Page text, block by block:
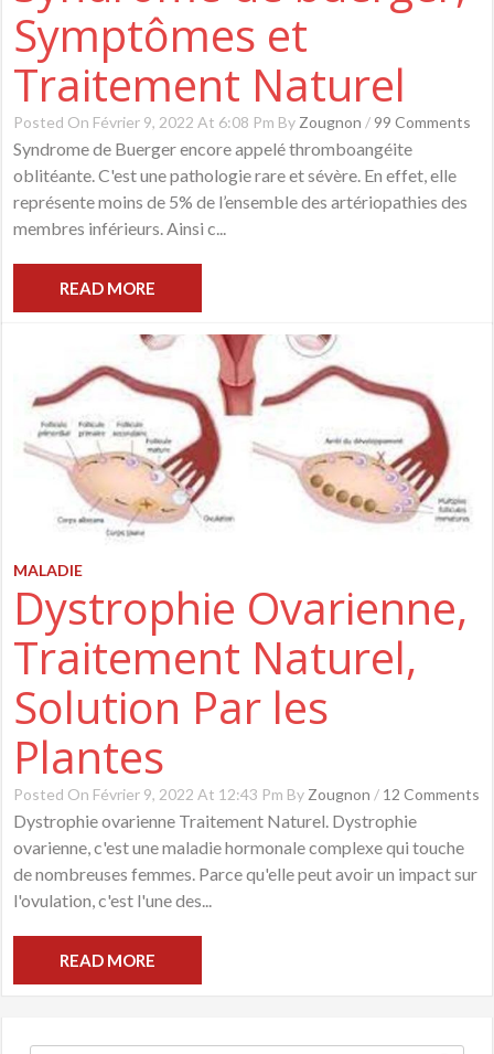
Symptômes et
Traitement Naturel
Posted On Février 9, 2022 At 6:08 Pm By Zougnon / 99 Comments
Syndrome de Buerger encore appelé thromboangéite
oblitéante. C'est une pathologie rare et sévère. En effet, elle
représente moins de 5% de l’ensemble des artériopathies des
membres inférieurs. Ainsi c...
READ MORE
MALADIE
Dystrophie Ovarienne,
Traitement Naturel,
Solution Par les
Plantes
Posted On Février 9, 2022 At 12:43 Pm ByZougnon / 12 Comments
Dystrophie ovarienne Traitement Naturel. Dystrophie
ovarienne, c'est une maladie hormonale complexe qui touche
de nombreuses femmes. Parce qu'elle peut avoir un impact sur
l'ovulation, c'est l'une des...
READ MORE